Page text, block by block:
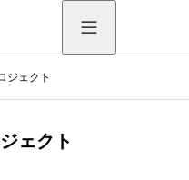
ジェクト
ェクト